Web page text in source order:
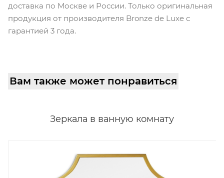
доставка по Москве и России. Только оригинальная
продукция от производителя Bronze de Luxe с
гарантией 3 года.
Вам также может понравиться
Зеркала в ванную комнату